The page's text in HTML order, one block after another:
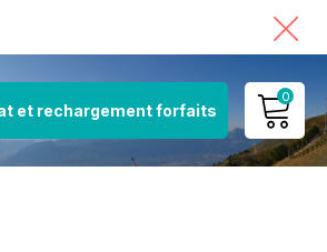
et rechargement forfaits
0
MON COMPTE